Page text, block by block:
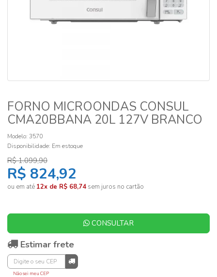
FORNO MICROONDAS CONSUL
CMA20BBANA 20L 127V BRANCO
Modelo: 3570
Disponibilidade: Em estoque
R$ 1.099,90
R$ 824,92
ou em até 12x de R$ 68,74 sem juros no cartão
CONSULTAR
Estimar frete
Não sei meu CEP